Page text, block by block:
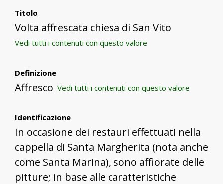
Titolo
Volta affrescata chiesa di San Vito
Vedi tutti i contenuti con questo valore
Definizione
Affresco Vedi tutti i contenuti con questo valore
Identificazione
In occasione dei restauri effettuati nella
cappella di Santa Margherita (nota anche
come Santa Marina), sono affiorate delle
pitture; in base alle caratteristiche